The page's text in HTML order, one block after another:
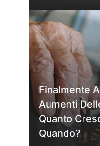
Finalmente
Aumenti
Quanto
Quando?